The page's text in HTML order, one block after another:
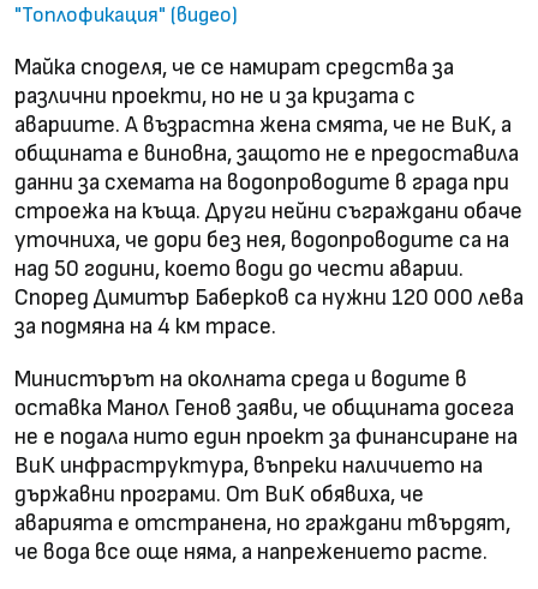
"Топлофикация" (видео)
Майка споделя, че се намират средства за
различни проекти, но не и за кризата с
авариите. А възрастна жена смята, че не ВиК, а
общината е виновна, защото не е предоставила
данни за схемата на водопроводите в града при
строежа на къща. Други нейни съграждани обаче
уточниха, че дори без нея, водопроводите са на
над 50 години, което води до чести аварии.
Според Димитър Баберков са нужни 120 000 лева
за подмяна на 4 км трасе.
Министърът на околната среда и водите в
оставка Манол Генов заяви, че общината досега
не е подала нито един проект за финансиране на
ВиК инфраструктура, въпреки наличието на
държавни програми. От ВиК обявиха, че
аварията е отстранена, но граждани твърдят,
че вода все още няма, а напрежението расте.